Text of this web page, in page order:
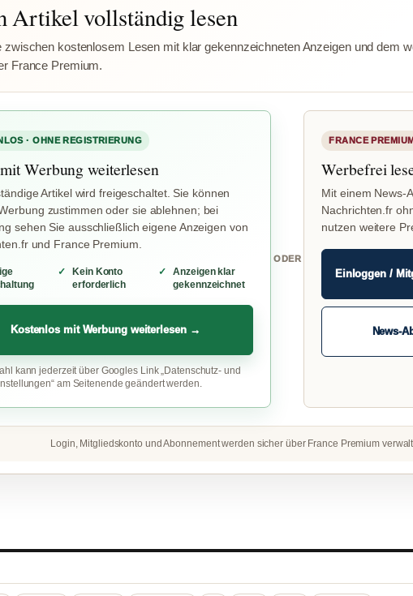
Artikel vollständig lesen
zwischen kostenlosem Lesen mit klar gekennzeichneten Anzeigen und dem
France Premium.
· OHNE REGISTRIERUNG
Werbung weiterlesen
Artikel wird freigeschaltet. Sie können
zustimmen oder sie ablehnen; bei
sehen Sie ausschließlich eigene Anzeigen von
und France Premium.
Kein Konto
erforderlich
Anzeigen klar
gekennzeichnet
Kostenlos mit Werbung weiterlesen →
kann jederzeit über Googles Link „Datenschutz- und
am Seitenende geändert werden.
ODER
FRANCE
Werbefrei
Mit einem News-
Nachrichten.fr
nutzen weitere
Einloggen /
News-
Login, Mitgliedskonto und Abonnement werden sicher über France Premium